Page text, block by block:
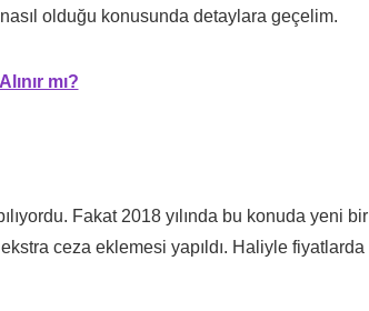
olduğu konusunda detaylara geçelim.
mı?
Fakat 2018 yılında bu konuda yeni bir
ekstra ceza eklemesi yapıldı. Haliyle fiyatlarda